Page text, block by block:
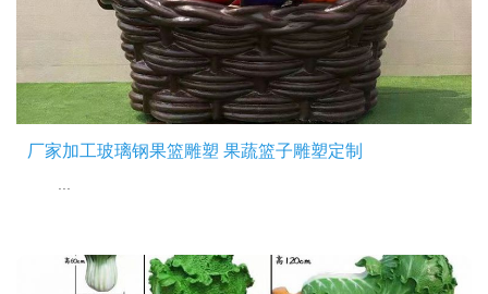
厂家加工玻璃钢果篮雕塑 果蔬篮子雕塑定制
...